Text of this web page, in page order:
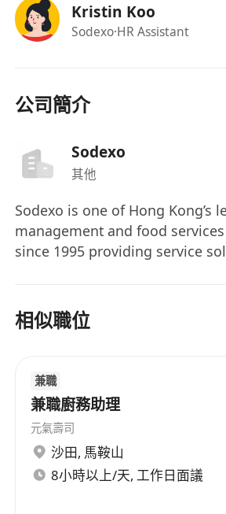
Kristin Koo
Sodexo·HR Assistant
公司簡介
Sodexo
其他
Sodexo is one of Hong Kong’s
management and food
since 1995 providing service
facilities management,
personal home services to 100
412,000 employees. We
a day makes. That’s why we
on people’s essential needs:
to improve the quality of life.
focusing on the tangible, the
improvements, day after day,
people, we have a big impact
相似職位
兼職
兼職廚務助理
元氣壽司
沙田, 馬鞍山
8小時以上/天, 工作日面議